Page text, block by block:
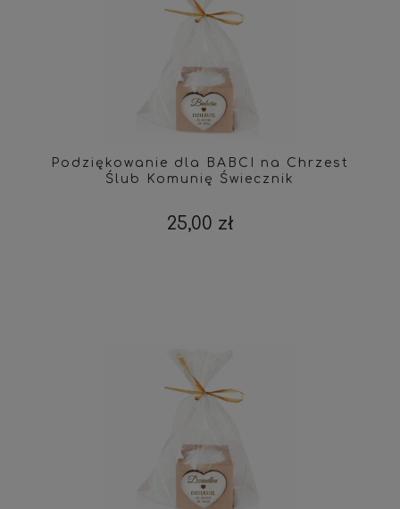
Podziękowanie dla BABCI na Chrzest
Ślub Komunię Świecznik
25,00 zł